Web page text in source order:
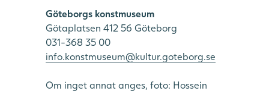
Göteborgs konstmuseum
Götaplatsen 412 56 Göteborg
031-368 35 00
info.konstmuseum@kultur.goteborg.se
Om inget annat anges, foto: Hossein